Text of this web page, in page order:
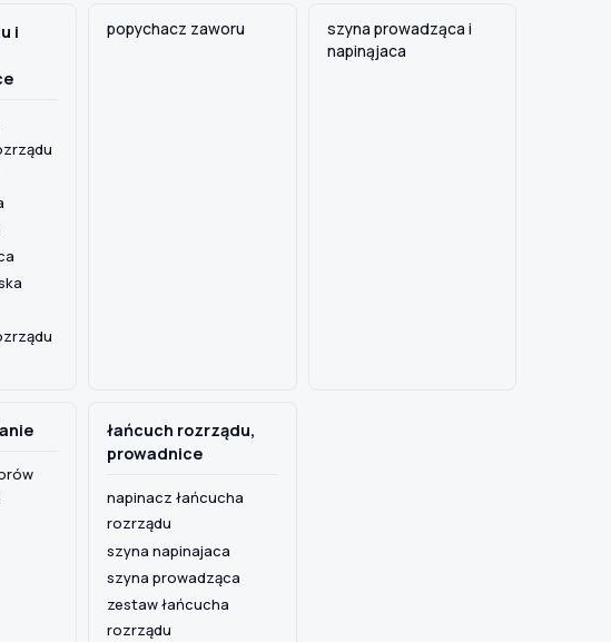
i
popychacz zaworu
szyna prowadząca i
napinąjaca
łańcuch rozrządu,
prowadnice
napinacz łańcucha
rozrządu
szyna napinajaca
szyna prowadząca
zestaw łańcucha
rozrządu